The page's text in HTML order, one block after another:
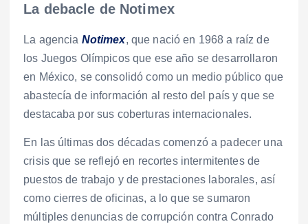
La debacle de Notimex
La agencia Notimex, que nació en 1968 a raíz de
los Juegos Olímpicos que ese año se desarrollaron
en México, se consolidó como un medio público que
abastecía de información al resto del país y que se
destacaba por sus coberturas internacionales.
En las últimas dos décadas comenzó a padecer una
crisis que se reflejó en recortes intermitentes de
puestos de trabajo y de prestaciones laborales, así
como cierres de oficinas, a lo que se sumaron
múltiples denuncias de corrupción contra Conrado